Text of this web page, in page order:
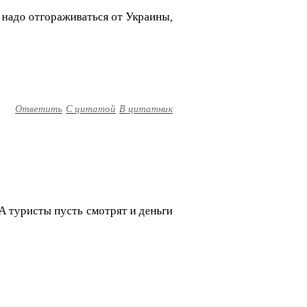
отгораживаться от Украины,
Ответить С цитатой В цитатник
туристы пусть смотрят и деньги